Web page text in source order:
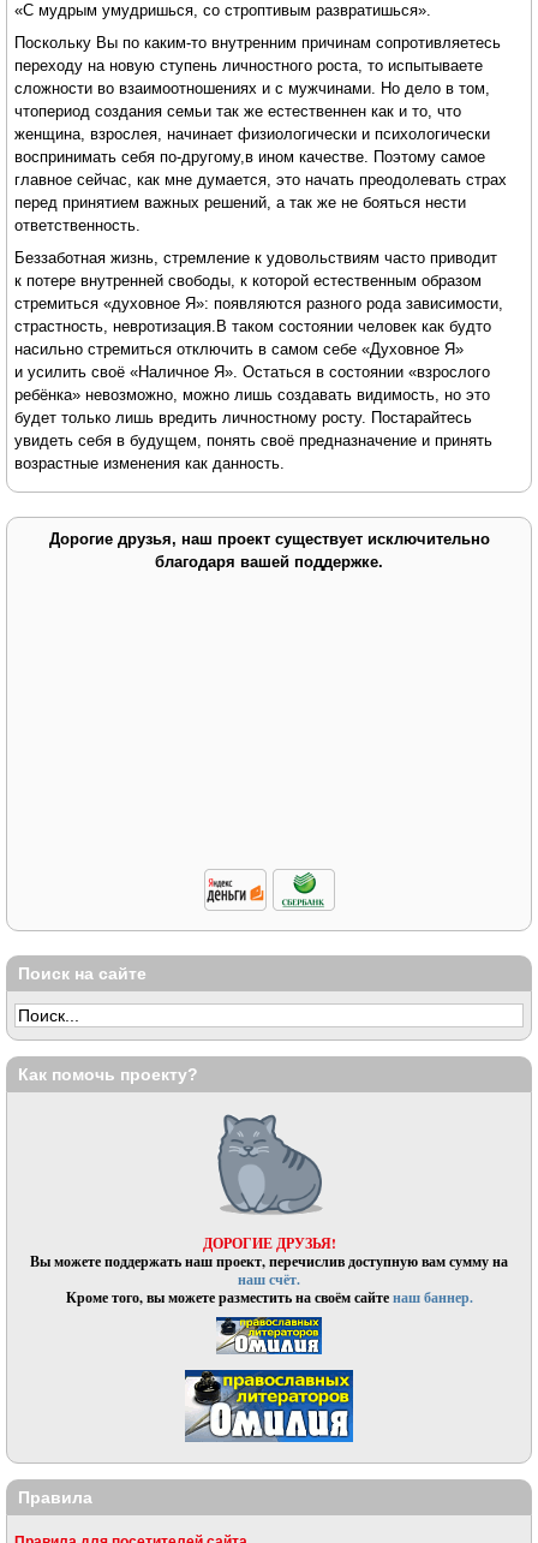
«С мудрым умудришься, со строптивым развратишься».
Поскольку Вы по каким-то внутренним причинам сопротивляетесь
переходу на новую ступень личностного роста, то испытываете
сложности во взаимоотношениях и с мужчинами. Но дело в том,
чтопериод создания семьи так же естественнен как и то, что
женщина, взрослея, начинает физиологически и психологически
воспринимать себя по-другому,в ином качестве. Поэтому самое
главное сейчас, как мне думается, это начать преодолевать страх
перед принятием важных решений, а так же не бояться нести
ответственность.
Беззаботная жизнь, стремление к удовольствиям часто приводит
к потере внутренней свободы, к которой естественным образом
стремиться «духовное Я»: появляются разного рода зависимости,
страстность, невротизация.В таком состоянии человек как будто
насильно стремиться отключить в самом себе «Духовное Я»
и усилить своё «Наличное Я». Остаться в состоянии «взрослого
ребёнка» невозможно, можно лишь создавать видимость, но это
будет только лишь вредить личностному росту. Постарайтесь
увидеть себя в будущем, понять своё предназначение и принять
возрастные изменения как данность.
Дорогие друзья, наш проект существует исключительно
благодаря вашей поддержке.
Поиск на сайте
Как помочь проекту?
ДОРОГИЕ ДРУЗЬЯ!
Вы можете поддержать наш проект, перечислив доступную вам сумму на
наш счёт.
Кроме того, вы можете разместить на своём сайтенаш баннер.
Правила